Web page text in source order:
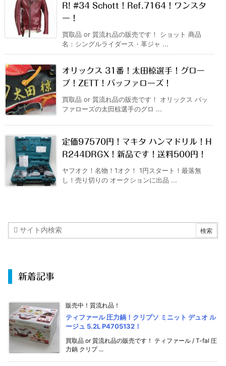
R! #34 Schott！Ref.7164！ワンスタ
ー！
買取品 or 質流れ品の販売です！ ショット 商品
名：シングルライダース・革ジャ ...
オリックス 31番！太田椋選手！グロー
ブ！ZETT！バッファローズ！
買取品 or 質流れ品の販売です！ オリックス バッ
ファローズの太田椋選手のグロ ...
定価97570円！マキタ ハンマドリル！H
R244DRGX！新品です！送料500円！
ヤフオク！名物！1オク！ 1円スタート！最落無
し！売り切りの オークションに出品 ...
新着記事
販売中！質流れ品！
ティファール 圧力鍋！クリプソ ミニット デュオ ル
ージュ 5.2L P4705132！
買取品 or 質流れ品の販売です！ ティファール / T-fal 圧
力鍋 クリプ ...